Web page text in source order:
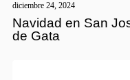
diciembre 24, 2024
Navidad en San
de Gata